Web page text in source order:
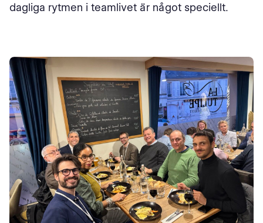
dagliga rytmen i teamlivet är något speciellt.